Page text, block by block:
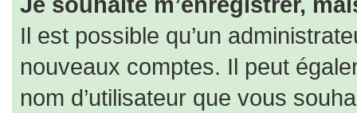
Il est possible qu’un
nouveaux comptes. Il peut
nom d’utilisateur que vous